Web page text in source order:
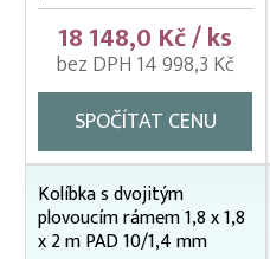
18 148,0 Kč / ks
bez DPH 14 998,3 Kč
SPOČÍTAT CENU
Kolíbka s dvojitým
plovoucím rámem 1,8 x 1,8
x 2 m PAD 10/1,4 mm